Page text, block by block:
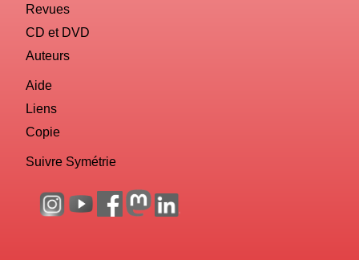
Revues
CD et DVD
Auteurs
Aide
Liens
Copie
Suivre Symétrie